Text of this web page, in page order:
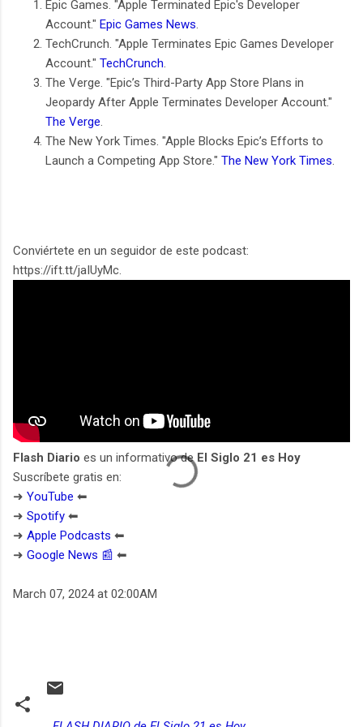
Epic Games. "Apple Terminated Epic's Developer
Account." Epic Games News.
TechCrunch. "Apple Terminates Epic Games Developer
Account." TechCrunch.
The Verge. "Epic’s Third-Party App Store Plans in
Jeopardy After Apple Terminates Developer Account."
The Verge.
The New York Times. "Apple Blocks Epic’s Efforts to
Launch a Competing App Store." The New York Times.
Conviértete en un seguidor de este podcast:
https://ift.tt/jaIUyMc.
Flash Diario es un informativo de El Siglo 21 es Hoy
Suscríbete gratis en:
➜ YouTube ⬅︎
➜ Spotify ⬅︎
➜ Apple Podcasts ⬅︎
➜ Google News 📰 ⬅︎
March 07, 2024 at 02:00AM